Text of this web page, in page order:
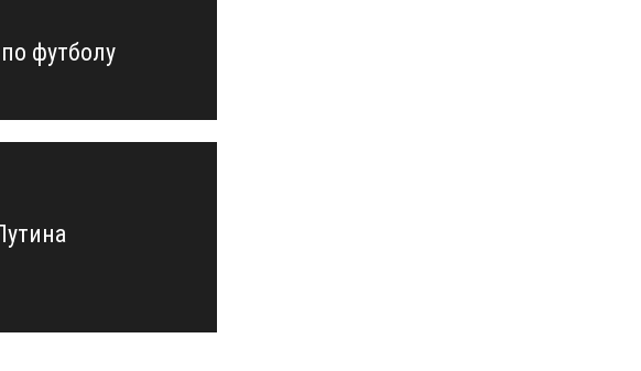
футболу